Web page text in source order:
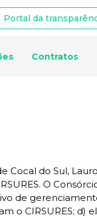
Portal da
Contratos
Cocal do Sul,
O
de
o CIRSURES; d)